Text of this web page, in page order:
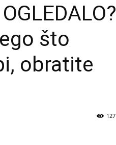
što
obratite
127